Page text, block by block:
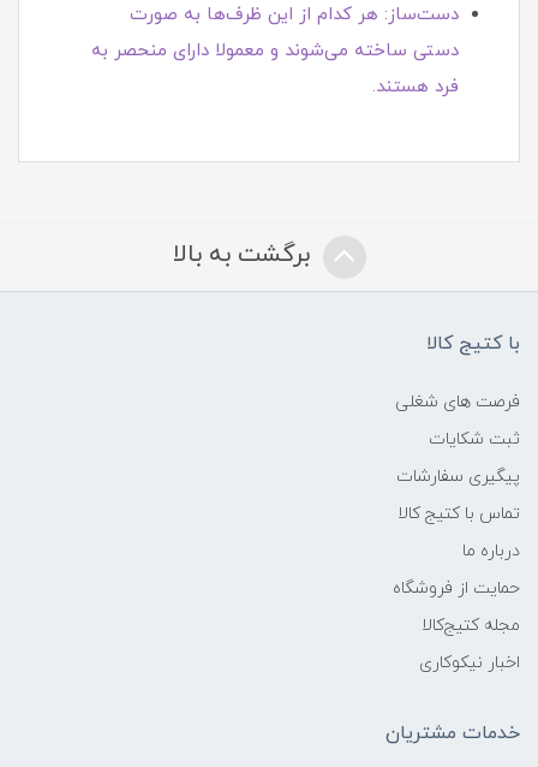
دست‌ساز: هر کدام از این ظرف‌ها به صورت
دستی ساخته می‌شوند و معمولا دارای منحصر به
فرد هستند.
برگشت به بالا
با کتیج کالا
فرصت های شغلی
ثبت شکایات
پیگیری سفارشات
تماس با کتیج کالا
درباره ما
حمایت از فروشگاه
مجله کتیج‌کالا
اخبار نیکوکاری
خدمات مشتریان